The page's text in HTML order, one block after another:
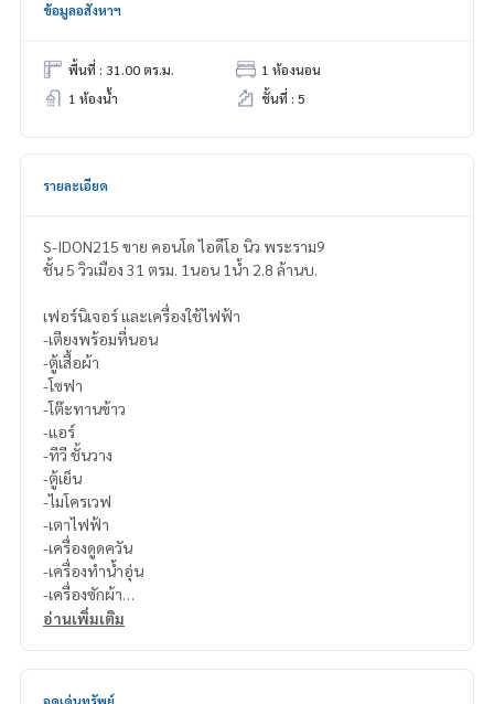
ข้อมูลอสังหาฯ
พื้นที่ : 31.00 ตร.ม.
1 ห้องนอน
1 ห้องน้ำ
ชั้นที่ : 5
รายละเอียด
S-IDON215 ขาย คอนโด ไอดีโอ นิว พระราม9
ชั้น 5 วิวเมือง 31 ตรม. 1นอน 1น้ำ 2.8 ล้านบ.
เฟอร์นิเจอร์ และเครื่องใช้ไฟฟ้า
-เตียงพร้อมที่นอน
-ตู้เสื้อผ้า
-โซฟา
-โต๊ะทานข้าว
-แอร์
-ทีวี ชั้นวาง
-ตู้เย็น
-ไมโครเวฟ
-เตาไฟฟ้า
-เครื่องดูดควัน
-เครื่องทำน้ำอุ่น
-เครื่องซักผ้า
อ่านเพิ่มเติม